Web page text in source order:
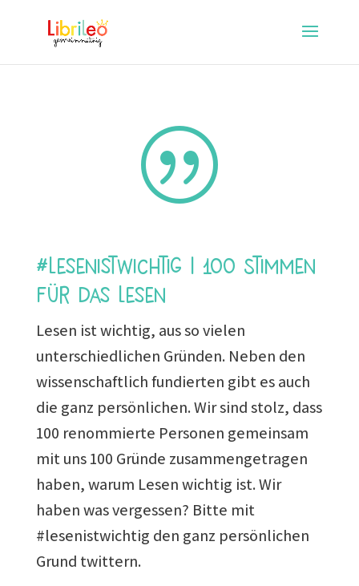
|
#lesenistwichtig | 100 Stimmen
für das Lesen
Lesen ist wichtig, aus so vielen
unterschiedlichen Gründen. Neben den
wissenschaftlich fundierten gibt es auch
die ganz persönlichen. Wir sind stolz, dass
100 renommierte Personen gemeinsam
mit uns 100 Gründe zusammengetragen
haben, warum Lesen wichtig ist. Wir
haben was vergessen? Bitte mit
#lesenistwichtig den ganz persönlichen
Grund twittern.